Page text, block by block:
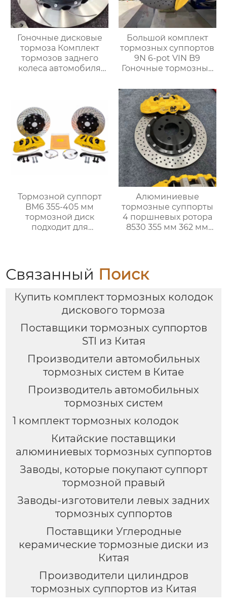
Гоночные дисковые
тормоза Комплект
тормозов заднего
колеса автомобиля
Большой комплект
тормозных суппортов
9N 6-pot VIN B9
Гоночные тормозные
тормозная система
для Audi A1 A2 A3 A4 A5
A6 A7 A8
Тормозной суппорт
BM6 355-405 мм
тормозной диск
подходит для
g, Mercedes-Benz Audi
Алюминиевые
тормозные суппорты
4 поршневых ротора
8530 355 мм 362 мм
Связанный Поиск
Купить комплект тормозных колодок
дискового тормоза
Поставщики тормозных суппортов
STI из Китая
Производители автомобильных
тормозных систем в Китае
Производитель автомобильных
тормозных систем
1 комплект тормозных колодок
Китайские поставщики
алюминиевых тормозных суппортов
Заводы, которые покупают суппорт
тормозной правый
Заводы-изготовители левых задних
тормозных суппортов
Поставщики Углеродные
керамические тормозные диски из
Китая
Производители цилиндров
тормозных суппортов из Китая